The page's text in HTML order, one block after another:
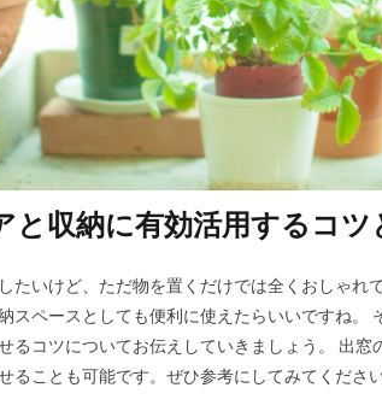
と収納に有効活用するコ
たいけど、ただ物を置くだけでは全くおしゃれ
スペースとしても便利に使えたらいいですね。
るコツについてお伝えしていきましょう。 出窓
ることも可能です。ぜひ参考にしてみてください